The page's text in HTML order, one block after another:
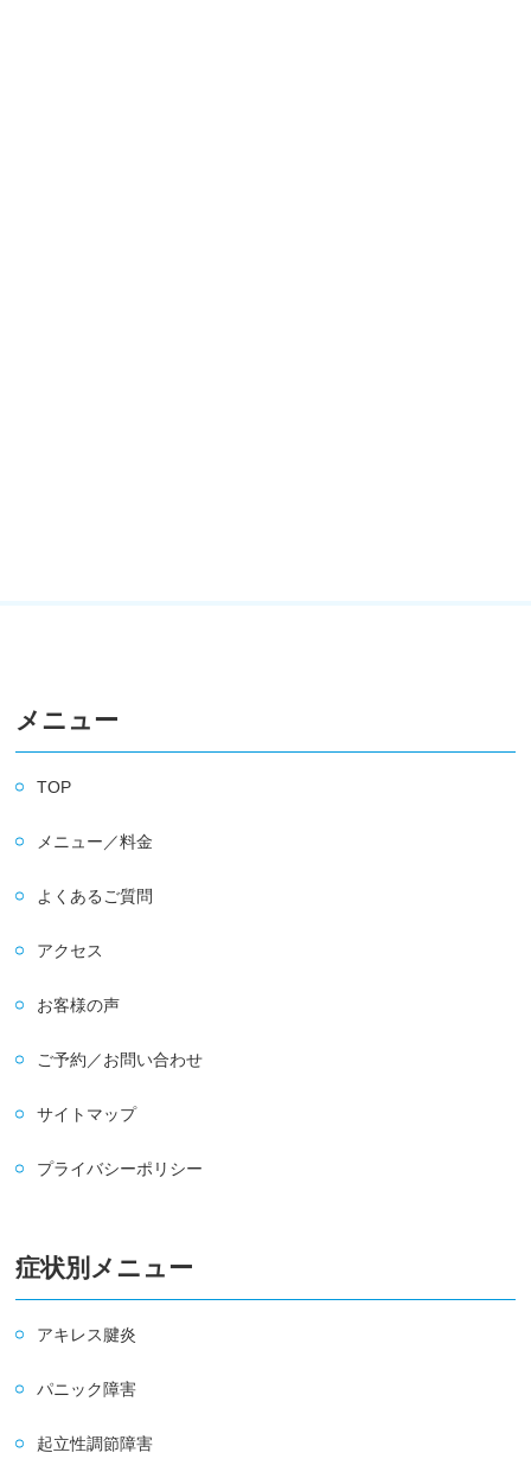
メニュー
TOP
メニュー／料金
よくあるご質問
アクセス
お客様の声
ご予約／お問い合わせ
サイトマップ
プライバシーポリシー
症状別メニュー
アキレス腱炎
パニック障害
起立性調節障害